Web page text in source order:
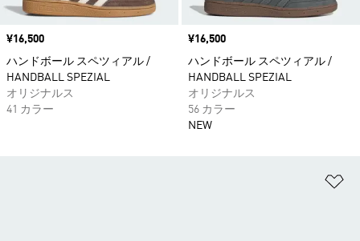
価格
¥16,500
ハンドボール スペツィアル /
HANDBALL SPEZIAL
オリジナルス
41 カラー
価格
¥16,500
ハンドボール スペツィアル /
HANDBALL SPEZIAL
オリジナルス
56 カラー
NEW